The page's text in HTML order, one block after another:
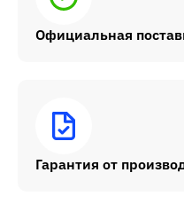
Официальная
Гарантия от